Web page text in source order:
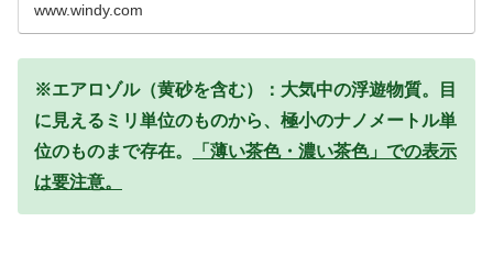
www.windy.com
※エアロゾル（黄砂を含む）：大気中の浮遊物質。目
に見えるミリ単位のものから、極小のナノメートル単
位のものまで存在。
「薄い茶色・濃い茶色」での表示
は要注意。